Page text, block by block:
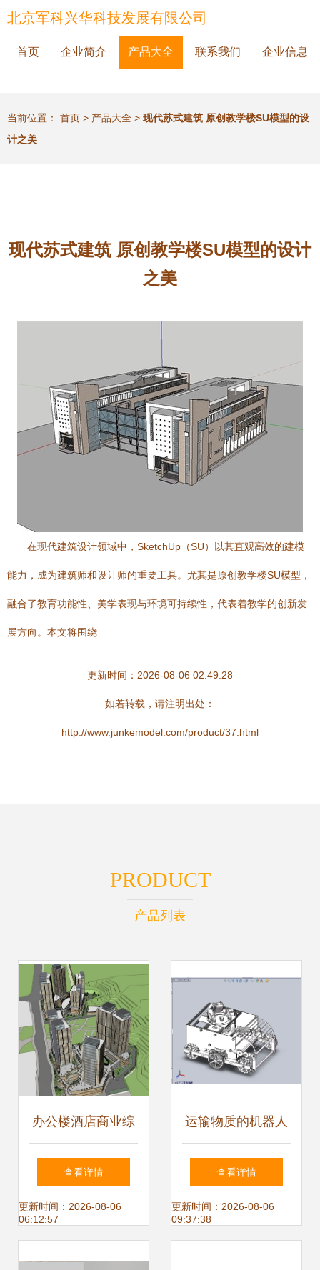
北京军科兴华科技发展有限公司
首页 企业简介 产品大全 联系我们 企业信息
当前位置： 首页 > 产品大全 > 现代苏式建筑 原创教学楼SU模型的设
计之美
现代苏式建筑 原创教学楼SU模型的设计
之美
在现代建筑设计领域中，SketchUp（SU）以其直观高效的建模
能力，成为建筑师和设计师的重要工具。尤其是原创教学楼SU模型，
融合了教育功能性、美学表现与环境可持续性，代表着教学的创新发
展方向。本文将围绕
更新时间：2026-08-06 02:49:28
如若转载，请注明出处：
http://www.junkemodel.com/product/37.html
PRODUCT
产品列表
办公楼酒店商业综
合体建筑设计SU模
型 原创设计的核心
查看详情
更新时间：2026-08-06
06:12:57
运输物质的机器人
设计模型
查看详情
更新时间：2026-08-06
09:37:38